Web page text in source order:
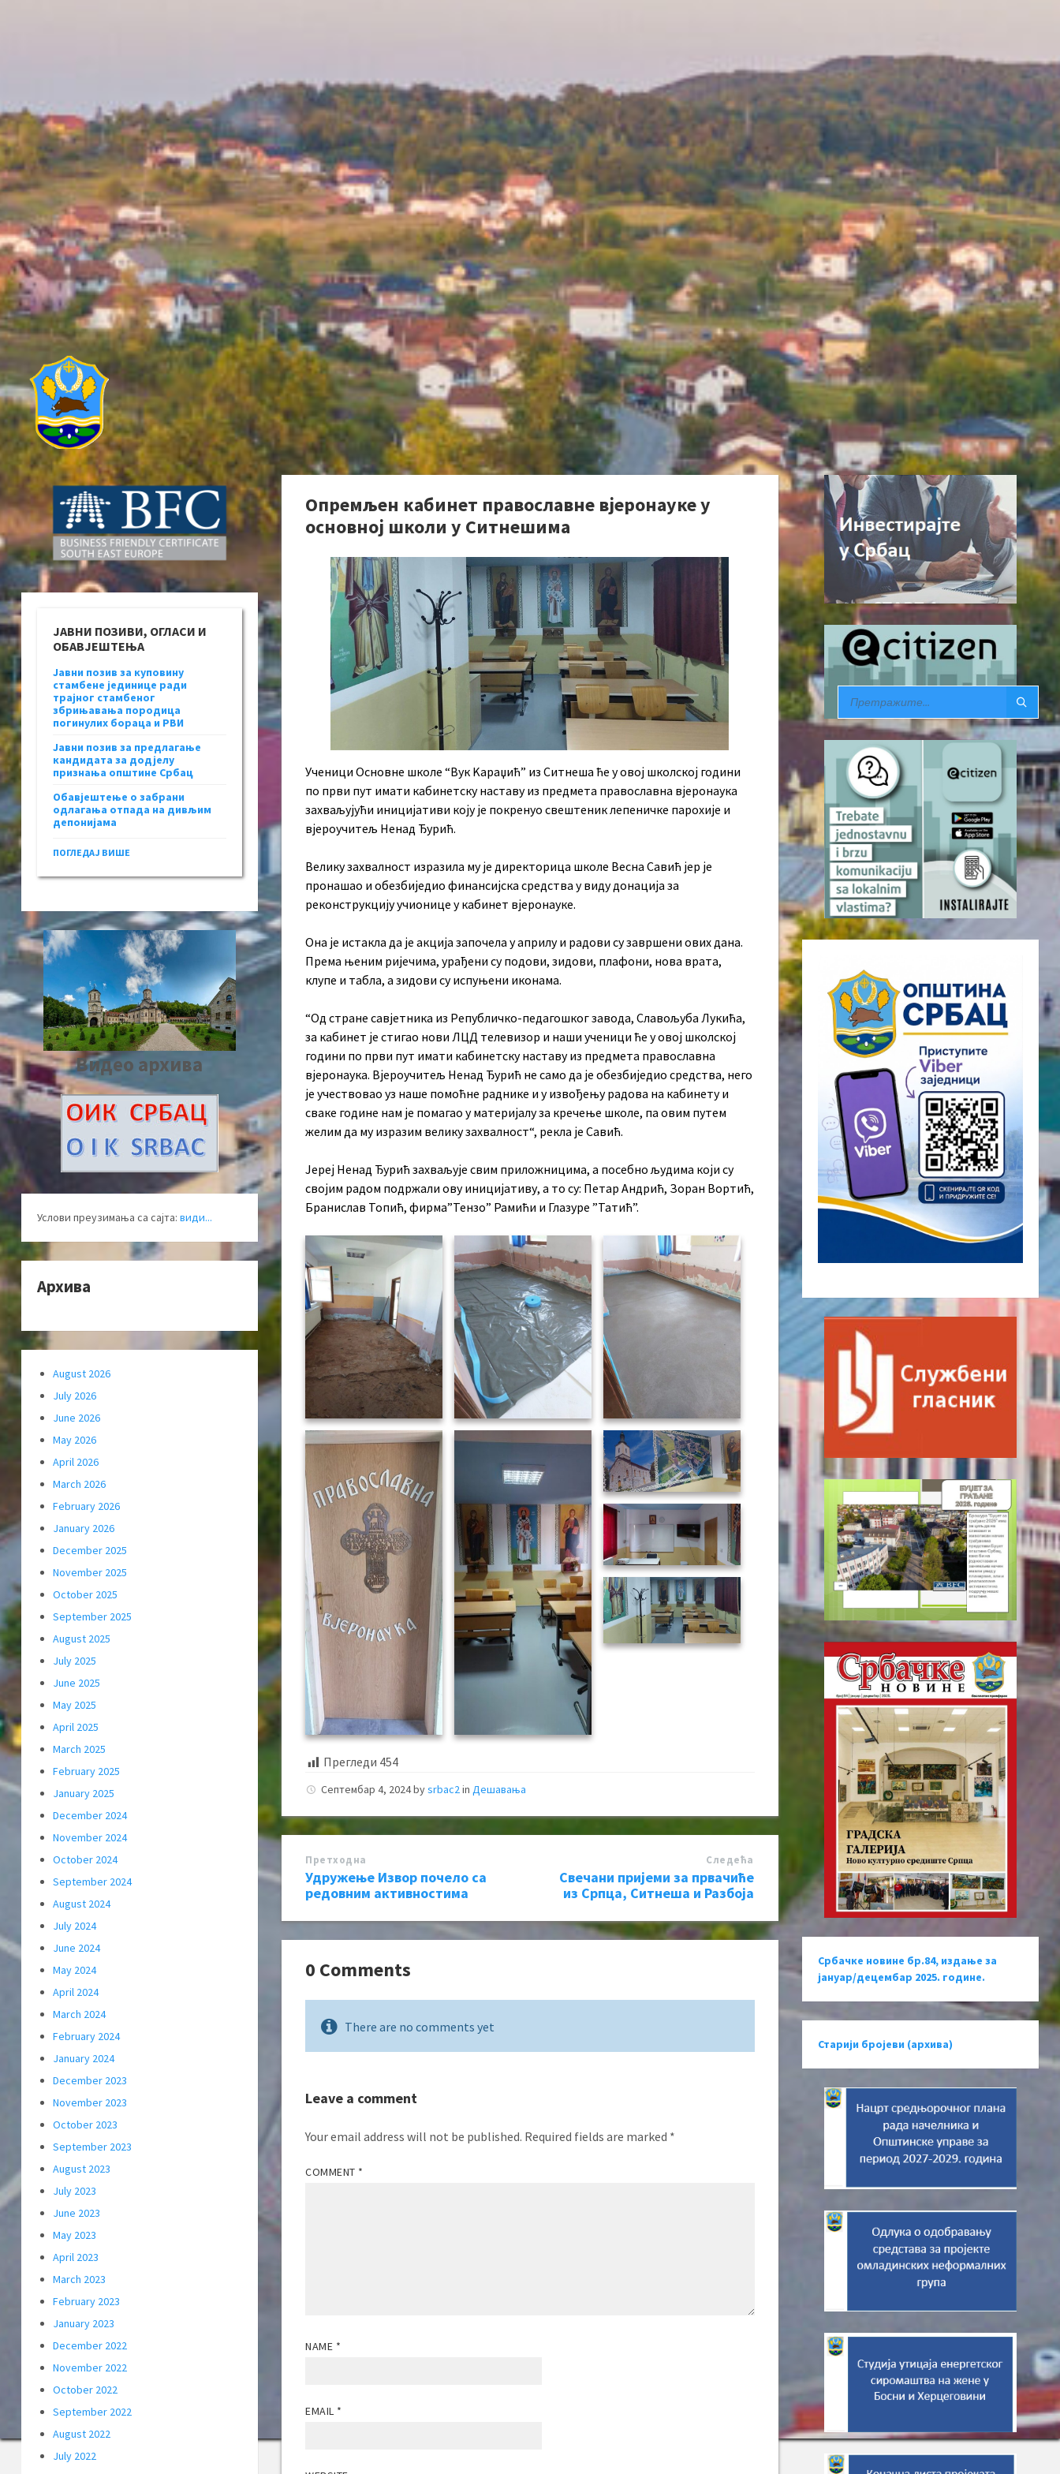
Опремљен кабинет православне вјеронауке у
основној школи у Ситнешима
Ученици Основне школе “Вук Kараџић” из Ситнеша ће у овој школској години
по први пут имати кабинетску наставу из предмета православна вјеронаука
захваљујући иницијативи коју је покренуо свештеник лепеничке парохије и
вјероучитељ Ненад Ђурић.
Велику захвалност изразила му је директорица школе Весна Савић јер је
пронашао и обезбиједио финансијска средства у виду донација за
реконструкцију учионице у кабинет вјеронауке.
Она је истакла да је акција започела у априлу и радови су завршени ових дана.
Према њеним ријечима, урађени су подови, зидови, плафони, нова врата,
клупе и табла, а зидови су испуњени иконама.
“Од стране савјетника из Републичко-педагошког завода, Славољуба Лукића,
за кабинет је стигао нови ЛЦД телевизор и наши ученици ће у овој школској
години по први пут имати кабинетску наставу из предмета православна
вјеронаука. Вјероучитељ Ненад Ђурић не само да је обезбиједио средства, него
је учествовао уз наше помоћне раднике и у извођењу радова на кабинету и
сваке године нам је помагао у материјалу за кречење школе, па овим путем
желим да му изразим велику захвалност“, рекла је Савић.
Јереј Ненад Ђурић захваљује свим приложницима, а посебно људима који су
својим радом подржали ову иницијативу, а то су: Петар Андрић, Зоран Вортић,
Бранислав Топић, фирма”Тензо” Рамићи и Глазуре ”Татић”.
Прегледи 454
Септембар 4, 2024bysrbac2 in Дешавања
Претходна
Удружење Извор почело са
редовним активностима
Следећa
Свечани пријеми за првачиће
из Српца, Ситнеша и Разбоја
0 Comments
There are no comments yet
Leave a comment
Your email address will not be published. Required fields are marked *
COMMENT *
NAME *
EMAIL *
ЈАВНИ ПОЗИВИ, ОГЛАСИ И
ОБАВЈЕШТЕЊА
Јавни позив за куповину
стамбене јединице ради
трајног стамбеног
збрињавања породица
погинулих бораца и РВИ
Јавни позив за предлагање
кандидата за додјелу
признања општине Србац
Обавјештење о забрани
одлагања отпада на дивљим
депонијама
ПОГЛЕДАЈ ВИШЕ
Видео архива
Услови преузимања са сајта: види...
Архива
August 2026
July 2026
June 2026
May 2026
April 2026
March 2026
February 2026
January 2026
December 2025
November 2025
October 2025
September 2025
August 2025
July 2025
June 2025
May 2025
April 2025
March 2025
February 2025
January 2025
December 2024
November 2024
October 2024
September 2024
August 2024
July 2024
June 2024
May 2024
April 2024
March 2024
February 2024
January 2024
December 2023
November 2023
October 2023
September 2023
August 2023
July 2023
June 2023
May 2023
April 2023
March 2023
February 2023
January 2023
December 2022
November 2022
October 2022
September 2022
August 2022
July 2022
Србачке новине бр.84, издање за
јануар/децембар 2025. године.
Старији бројеви (архива)